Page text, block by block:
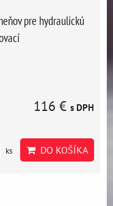
pre hydraulickú
116 € s DPH
ks DO KOŠÍKA